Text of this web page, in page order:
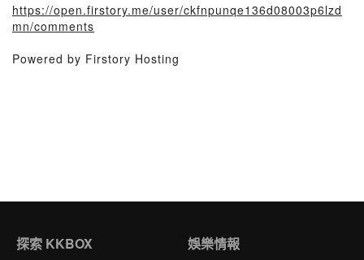
https://open.firstory.me/user/ckfnpunqe136d08003p6lzd
mn/comments
Powered by Firstory Hosting
探索 KKBOX 娛樂情報